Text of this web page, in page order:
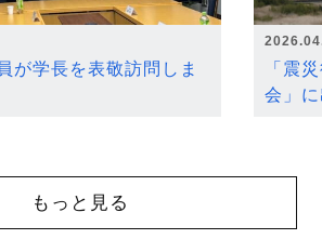
が学長を表敬訪問しま
「震
会」
もっと見る